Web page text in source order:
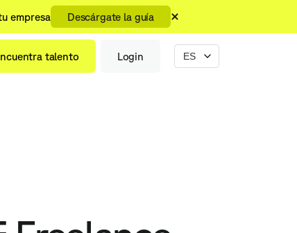
empresa Descárgate la guía
talento Login